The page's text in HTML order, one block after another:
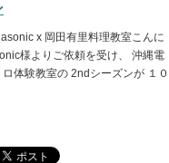
x 岡田有里料理教室こんに
様よりご依頼を受け、 沖縄電
体験教室の 2ndシーズンが １０